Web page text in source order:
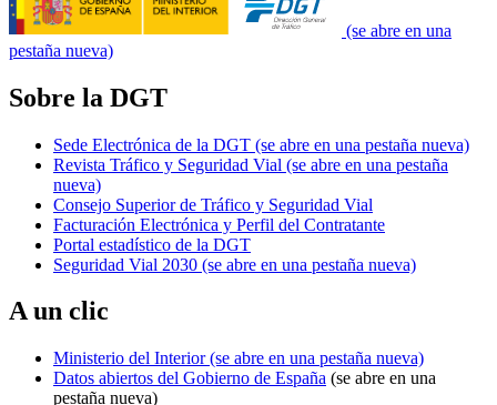
(se abre en una
pestaña nueva)
Sobre la DGT
Sede Electrónica de la DGT (se abre en una pestaña nueva)
Revista Tráfico y Seguridad Vial (se abre en una pestaña
nueva)
Consejo Superior de Tráfico y Seguridad Vial
Facturación Electrónica y Perfil del Contratante
Portal estadístico de la DGT
Seguridad Vial 2030 (se abre en una pestaña nueva)
A un clic
Ministerio del Interior(se abre en una pestaña nueva)
Datos abiertos del Gobierno de España (se abre en una
pestaña nueva)